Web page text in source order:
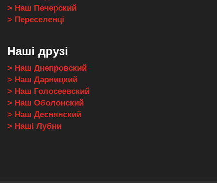
> Наш Печерский
> Переселенці
Наші друзі
> Наш Днепровский
> Наш Дарницкий
> Наш Голосеевский
> Наш Оболонский
> Наш Деснянский
> Наші Лубни